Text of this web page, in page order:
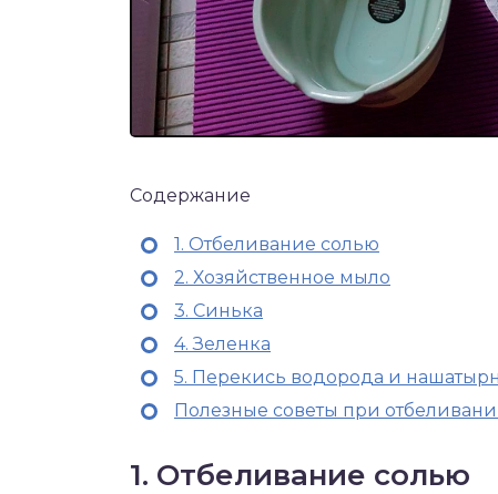
Содержание
1. Отбеливание солью
2. Хозяйственное мыло
3. Синька
4. Зеленка
5. Перекись водорода и
Полезные советы при
1. Отбеливание солью